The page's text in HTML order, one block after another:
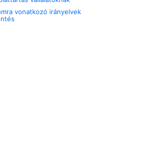
vonatkozó irányelvek